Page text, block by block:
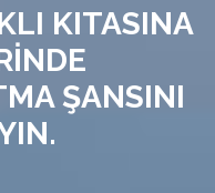
KITASINA
ŞANSINI